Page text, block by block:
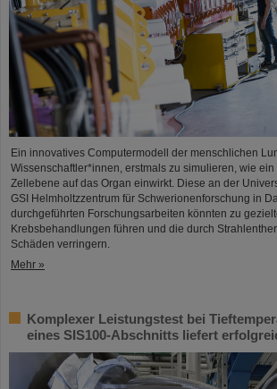
Ein innovatives Computermodell der menschlichen
Wissenschaftler*innen, erstmals zu simulieren, wie
Zellebene auf das Organ einwirkt. Diese an der
GSI Helmholtzzentrum für Schwerionenforschung in
durchgeführten Forschungsarbeiten könnten zu
Krebsbehandlungen führen und die durch
Schäden verringern.
Mehr »
Komplexer Leistungstest bei
eines SIS100-Abschnitts liefert